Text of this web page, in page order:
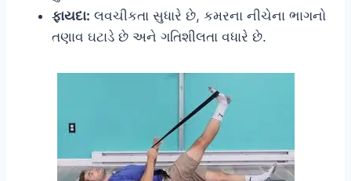
ફાયદા: લવચીકતા સુધારે છે, કમરના નીચેના ભાગનો
તણાવ ઘટાડે છે અને ગતિશીલતા વધારે છે.